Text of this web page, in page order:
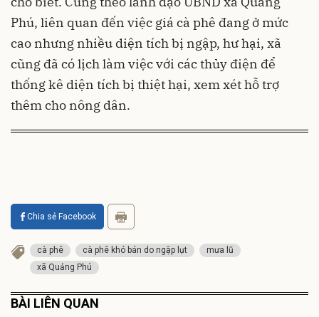
Phú, liên quan đến việc giá cà phê đang ở mức
cao nhưng nhiều diện tích bị ngập, hư hại, xã
cũng đã có lịch làm việc với các thủy điện để
thống kê diện tích bị thiệt hại, xem xét hỗ trợ
thêm cho nông dân.
Chia sẻ Facebook
cà phê cà phê khó bán do ngập lụt
mưa lũ
xã Quảng Phú
BÀI LIÊN QUAN